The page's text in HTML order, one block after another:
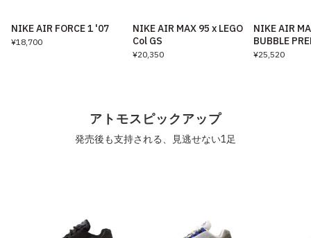
NIKE AIR FORCE 1 '07
¥18,700
NIKE AIR MAX 95 x LEGO
Col GS
¥20,350
NIKE AIR
BUBBLE
¥25,520
アトモスピックアップ
発売後も支持される、見逃せない1足